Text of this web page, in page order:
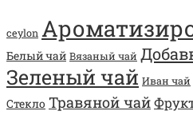
ceylon
Белый чай Вязаный чай
Зеленый чай Иван чай
Стекло Травяной чай